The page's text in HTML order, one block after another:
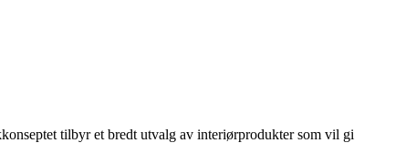
tilbyr et bredt utvalg av interiørprodukter som vil gi